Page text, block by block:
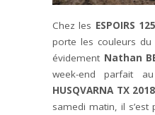
Chez les ESPOIRS 125
porte les couleurs du
évidement Nathan
week-end parfait
HUSQVARNA TX
samedi matin, il